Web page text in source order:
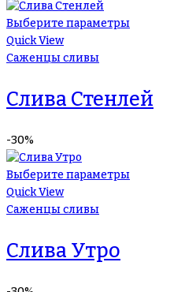
Выберите параметры
Quick View
Саженцы сливы
Слива Стенлей
-30%
Выберите параметры
Quick View
Саженцы сливы
Слива Утро